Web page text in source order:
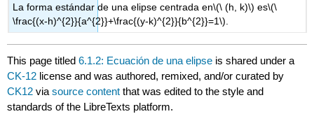
La forma estándar de una elipse centrada en\(\ (h, k)\) es\(\
\frac{(x-h)^{2}}{a^{2}}+\frac{(y-k)^{2}}{b^{2}}=1\)
This page titled6.1.2: Ecuación de una elipse is shared under a
CK-12 license and was authored, remixed, and/or curated by
CK12 viasource content that was edited to the style and
standards of the LibreTexts platform.